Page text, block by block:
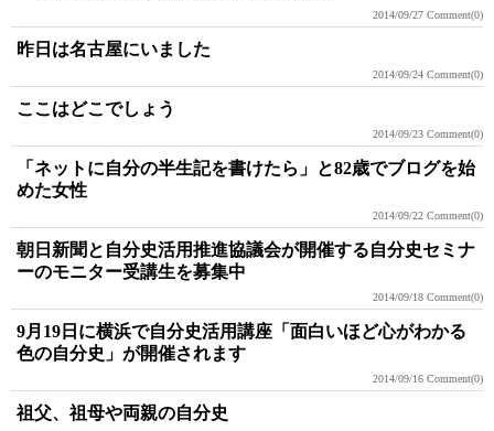
2014/09/27 Comment(0)
昨日は名古屋にいました
2014/09/24 Comment(0)
ここはどこでしょう
2014/09/23 Comment(0)
「ネットに自分の半生記を書けたら」と82歳でブログを始
めた女性
2014/09/22 Comment(0)
朝日新聞と自分史活用推進協議会が開催する自分史セミナ
ーのモニター受講生を募集中
2014/09/18 Comment(0)
9月19日に横浜で自分史活用講座「面白いほど心がわかる
色の自分史」が開催されます
2014/09/16 Comment(0)
祖父、祖母や両親の自分史